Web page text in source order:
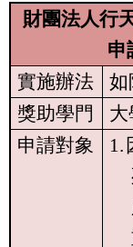
財團法人行
申
實施辦法
如
獎助學門
大
申請對象
1.